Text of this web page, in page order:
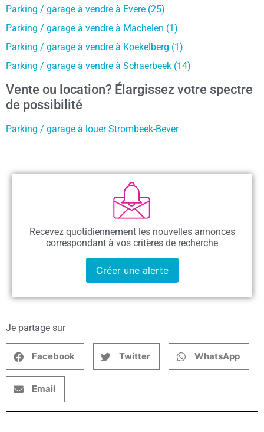
Parking / garage à vendre à Evere (25)
Parking / garage à vendre à Machelen (1)
Parking / garage à vendre à Koekelberg (1)
Parking / garage à vendre à Schaerbeek (14)
Vente ou location? Élargissez votre spectre
de possibilité
Parking / garage à louer Strombeek-Bever
Recevez quotidiennement les nouvelles annonces
correspondant à vos critères de recherche
Créer une alerte
Je partage sur
Facebook Twitter WhatsApp
Email